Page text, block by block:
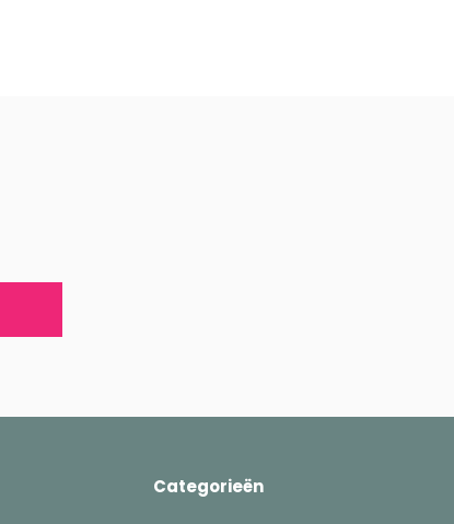
Categorieën